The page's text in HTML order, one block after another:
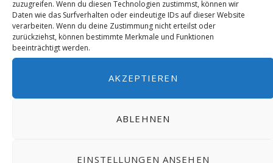
zuzugreifen. Wenn du diesen Technologien zustimmst, können wir
Daten wie das Surfverhalten oder eindeutige IDs auf dieser Website
verarbeiten. Wenn du deine Zustimmung nicht erteilst oder
zurückziehst, können bestimmte Merkmale und Funktionen
beeinträchtigt werden.
AKZEPTIEREN
ABLEHNEN
EINSTELLUNGEN ANSEHEN
ICJ ADVANTAGE EXPERIENCE 2022
THE WESTIN GRAND MUNICH